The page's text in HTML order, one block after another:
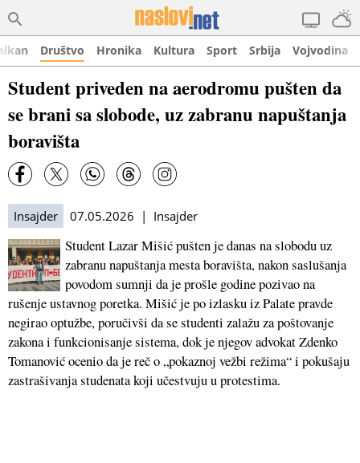
Društvo Hronika Kultura Sport Srbija Vojvodina
Student priveden na aerodromu pušten da
se brani sa slobode, uz zabranu napuštanja
boravišta
Insajder 07.05.2026 | Insajder
Student Lazar Mišić pušten je danas na slobodu uz
zabranu napuštanja mesta boravišta, nakon saslušanja
povodom sumnji da je prošle godine pozivao na
rušenje ustavnog poretka. Mišić je po izlasku iz Palate pravde
negirao optužbe, poručivši da se studenti zalažu za poštovanje
zakona i funkcionisanje sistema, dok je njegov advokat Zdenko
Tomanović ocenio da je reč o „pokaznoj vežbi režima“ i pokušaju
zastrašivanja studenata koji učestvuju u protestima.